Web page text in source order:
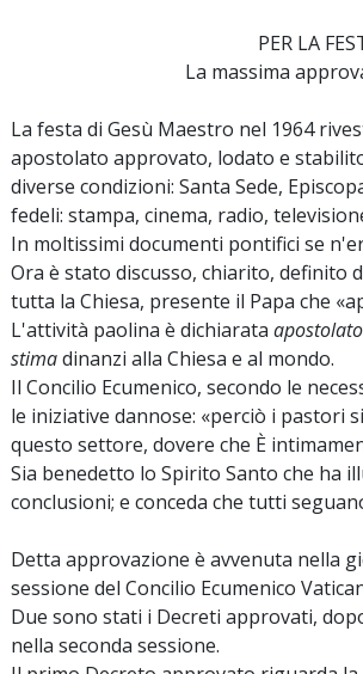
PER LA
La massima
La festa di Gesù Maestro nel 1964
apostolato approvato, lodato e
diverse condizioni: Santa Sede,
fedeli: stampa, cinema, radio,
In moltissimi documenti pontifici se
Ora è stato discusso, chiarito, definito
tutta la Chiesa, presente il Papa che
L'attività paolina è dichiarata apostolato
stimadinanzi alla Chiesa e al mondo.
Il Concilio Ecumenico, secondo le
le iniziative dannose: «perciò i pastori
questo settore, dovere che È
Sia benedetto lo Spirito Santo che ha
conclusioni; e conceda che tutti
Detta approvazione è avvenuta nella
sessione del Concilio Ecumenico
Due sono stati i Decreti approvati,
nella seconda sessione.